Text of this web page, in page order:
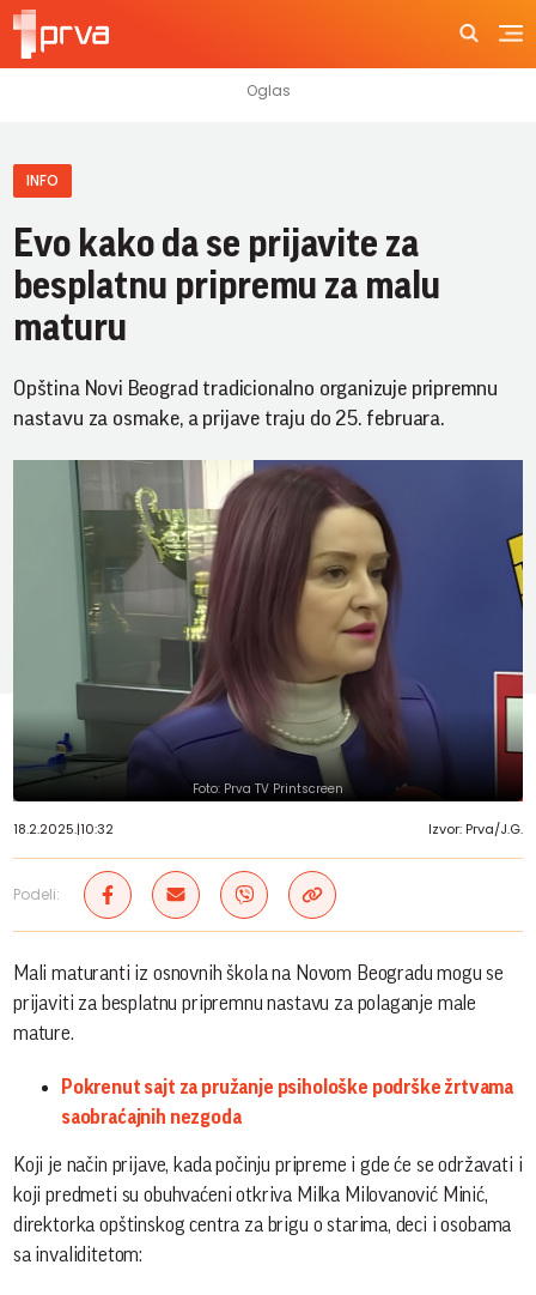
INFO
Evo kako da se prijavite za
besplatnu pripremu za malu
maturu
Opština Novi Beograd tradicionalno organizuje pripremnu
nastavu za osmake, a prijave traju do 25. februara.
Foto: Prva TV Printscreen
18.2.2025.|10:32 Izvor: Prva/J.G.
Podeli:
Mali maturanti iz osnovnih škola na Novom Beogradu mogu se
prijaviti za besplatnu pripremnu nastavu za polaganje male
mature.
Pokrenut sajt za pružanje psihološke podrške žrtvama
saobraćajnih nezgoda
Koji je način prijave, kada počinju pripreme i gde će se održavati i
koji predmeti su obuhvaćeni otkriva Milka Milovanović Minić,
direktorka opštinskog centra za brigu o starima, deci i osobama
sa invaliditetom: